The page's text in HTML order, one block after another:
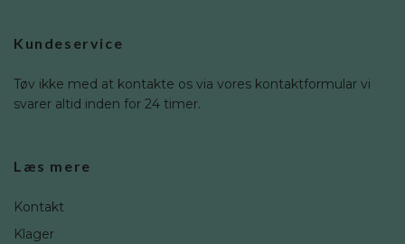
Kundeservice
Tøv ikke med at kontakte os via vores kontaktformular vi
svarer altid inden for 24 timer.
Læs mere
Kontakt
Klager